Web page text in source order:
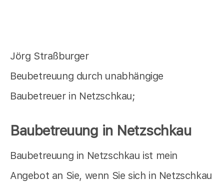
Jörg Straßburger
Beubetreuung durch unabhängige
Baubetreuer in Netzschkau;
Baubetreuung in Netzschkau
Baubetreuung in Netzschkau ist mein
Angebot an Sie, wenn Sie sich in Netzschkau